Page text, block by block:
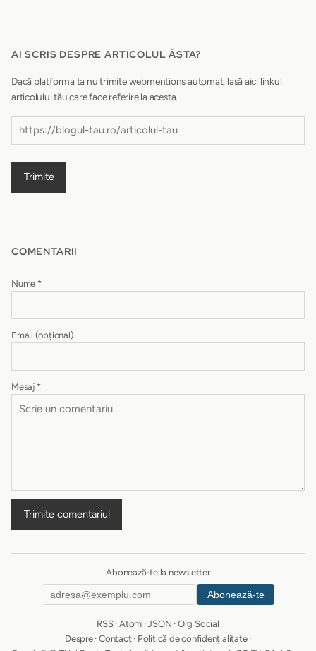
AI SCRIS DESPRE ARTICOLUL ĂSTA?
Dacă platforma ta nu trimite webmentions automat, lasă aici linkul
articolului tău care face referire la acesta.
Trimite
COMENTARII
Nume *
Email (opțional)
Mesaj *
Trimite comentariul
Abonează-te la newsletter
Abonează-te
RSS· Atom ·JSON · Org Social
Despre·Contact· Politică de confidențialitate·